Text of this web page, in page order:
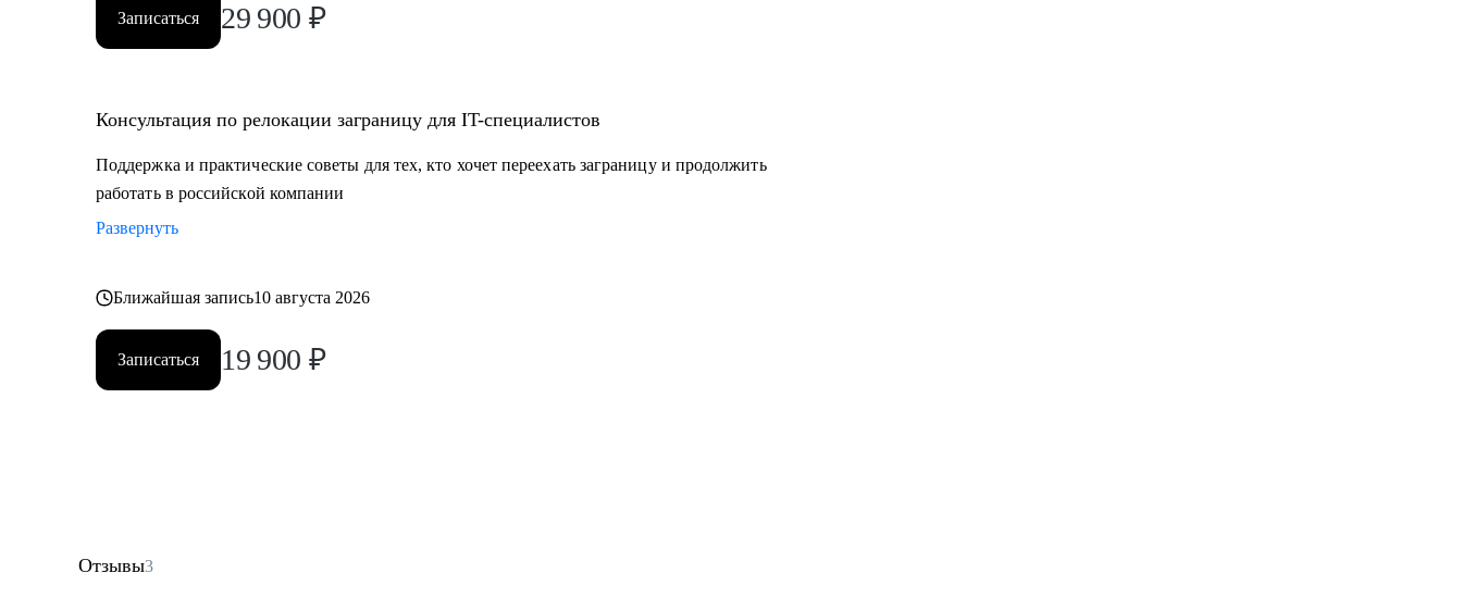
Записаться 29 900 ₽
Консультация по релокации заграницу для IT-специалистов
Поддержка и практические советы для тех, кто хочет переехать заграницу и продолжить
работать в российской компании
Развернуть
Ближайшая запись10 августа 2026
Записаться 19 900 ₽
Отзывы3